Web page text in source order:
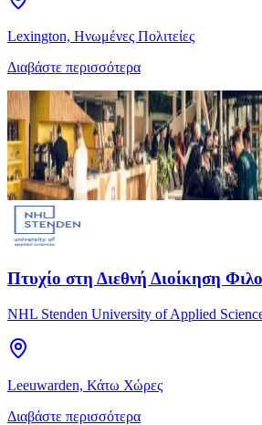
Lexington, Ηνωμένες Πολιτείες
Διαβάστε περισσότερα
Πτυχίο στη Διεθνή Διοίκηση
NHL Stenden University of Applied
Leeuwarden, Κάτω Χώρες
Διαβάστε περισσότερα